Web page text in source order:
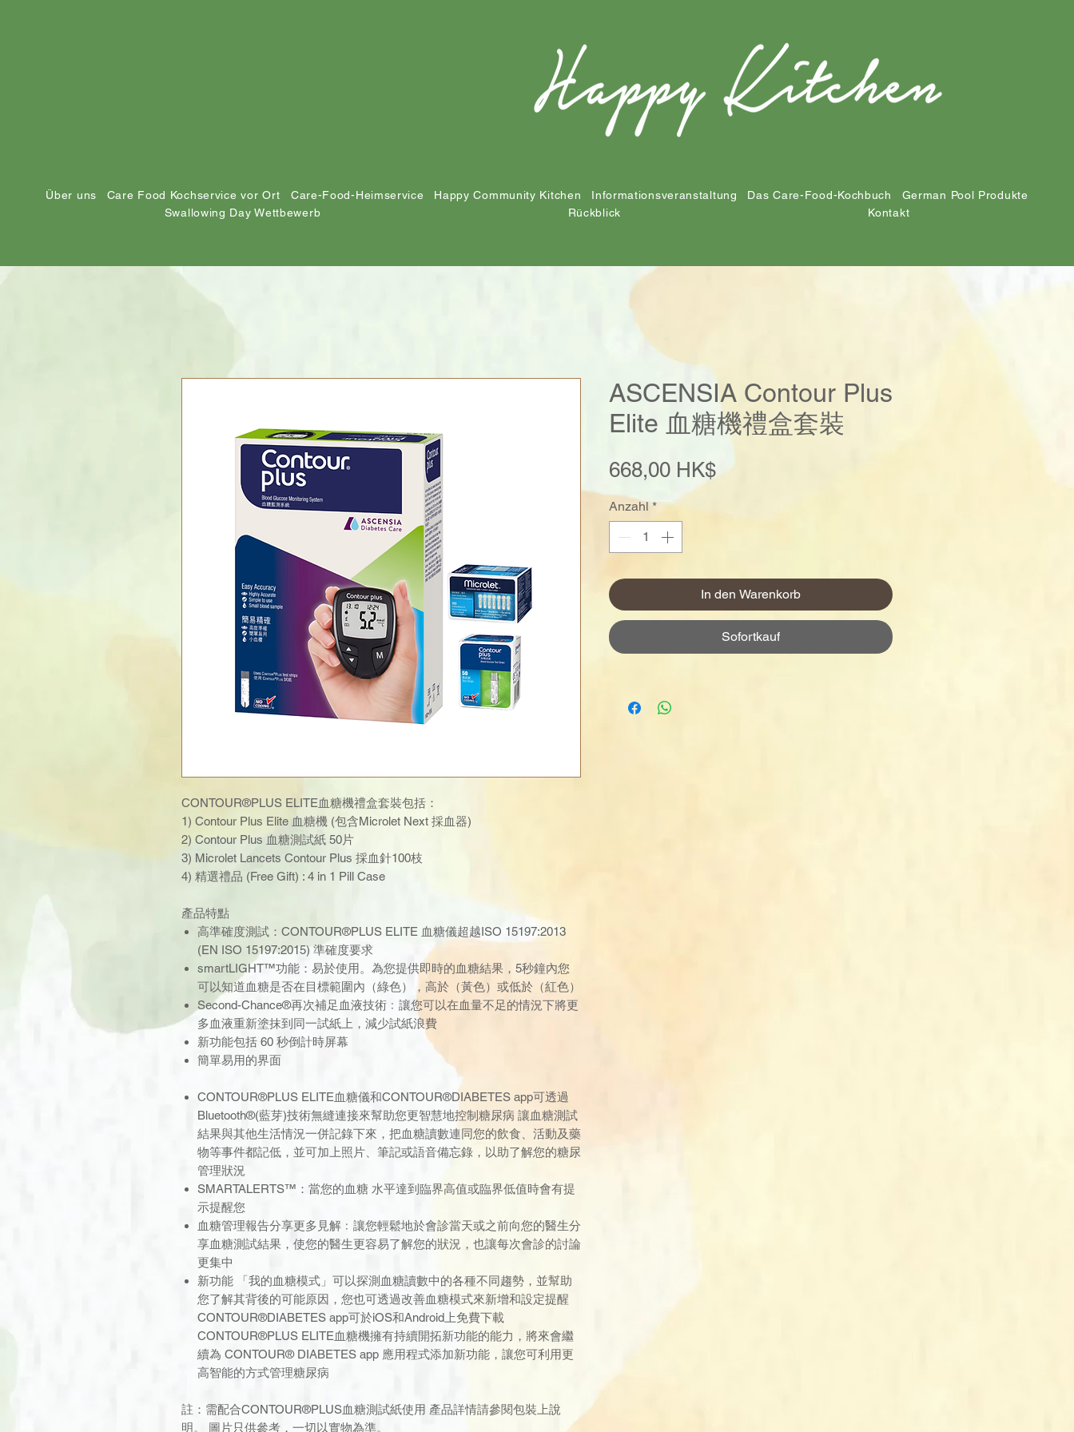
Über uns Care Food Kochservice vor Ort Care-Food-Heimservice Happy Community Kitchen Informationsveranstaltung Das Care-Food-Kochbuch
German Pool Produkte
Swallowing Day Wettbewerb
Rückblick Kontakt
CONTOUR®PLUS ELITE血糖機禮盒套裝包括：
1) Contour Plus Elite 血糖機 (包含Microlet Next 採血器)
2) Contour Plus 血糖測試紙 50片
3) Microlet Lancets Contour Plus 採血針100枝
4) 精選禮品 (Free Gift) : 4 in 1 Pill Case
產品特點
高準確度測試：CONTOUR®PLUS ELITE 血糖儀超越ISO 15197:2013
(EN ISO 15197:2015) 準確度要求
smartLIGHT™功能：易於使用。為您提供即時的血糖結果，5秒鐘內您
可以知道血糖是否在目標範圍內（綠色），高於（黃色）或低於（紅色）
Second-Chance®再次補足血液技術﹕讓您可以在血量不足的情況下將更
多血液重新塗抹到同一試紙上，減少試紙浪費
新功能包括 60 秒倒計時屏幕
簡單易用的界面
CONTOUR®PLUS ELITE血糖儀和CONTOUR®DIABETES app可透過
Bluetooth®(藍芽)技術無縫連接來幫助您更智慧地控制糖尿病 讓血糖測試
結果與其他生活情況一併記錄下來，把血糖讀數連同您的飲食、活動及藥
物等事件都記低，並可加上照片、筆記或語音備忘錄，以助了解您的糖尿
管理狀況
SMARTALERTS™：當您的血糖 水平達到臨界高值或臨界低值時會有提
示提醒您
血糖管理報告分享更多見解﹕讓您輕鬆地於會診當天或之前向您的醫生分
享血糖測試結果，使您的醫生更容易了解您的狀況，也讓每次會診的討論
更集中
新功能 「我的血糖模式」可以探測血糖讀數中的各種不同趨勢，並幫助
您了解其背後的可能原因，您也可透過改善血糖模式來新增和設定提醒
CONTOUR®DIABETES app可於iOS和Android上免費下載
CONTOUR®PLUS ELITE血糖機擁有持續開拓新功能的能力，將來會繼
續為 CONTOUR® DIABETES app 應用程式添加新功能，讓您可利用更
高智能的方式管理糖尿病
註：需配合CONTOUR®PLUS血糖測試紙使用 產品詳情請參閱包裝上說
明。 圖片只供參考，一切以實物為準。
ASCENSIA Contour Plus
Elite 血糖機禮盒套裝
668,00 HK$Preis
Anzahl *
In den Warenkorb
Sofortkauf